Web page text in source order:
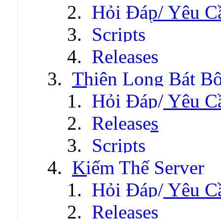
Hỏi Đáp/ Yêu
Scripts
Releases
Thiên Long Bát
Hỏi Đáp/ Yêu
Releases
Scripts
Kiếm Thế Server
Hỏi Đáp/ Yêu
Releases